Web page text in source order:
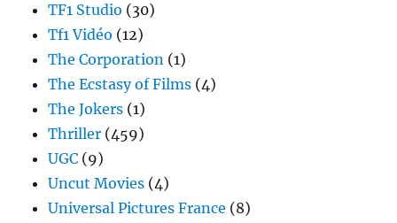
TF1 Studio (30)
Tf1 Vidéo (12)
The Corporation (1)
The Ecstasy of Films (4)
The Jokers (1)
Thriller (459)
UGC (9)
Uncut Movies (4)
Universal Pictures France (8)